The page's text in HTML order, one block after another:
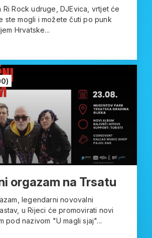
Ri Rock udruge, DJEvica, vrtjet će
ste mogli i možete čuti po punk
Hrvatske...
orgazam na Trsatu
legendarni novovalni
u Rijeci će promovirati novi
pod nazivom "U magli sjaj"...